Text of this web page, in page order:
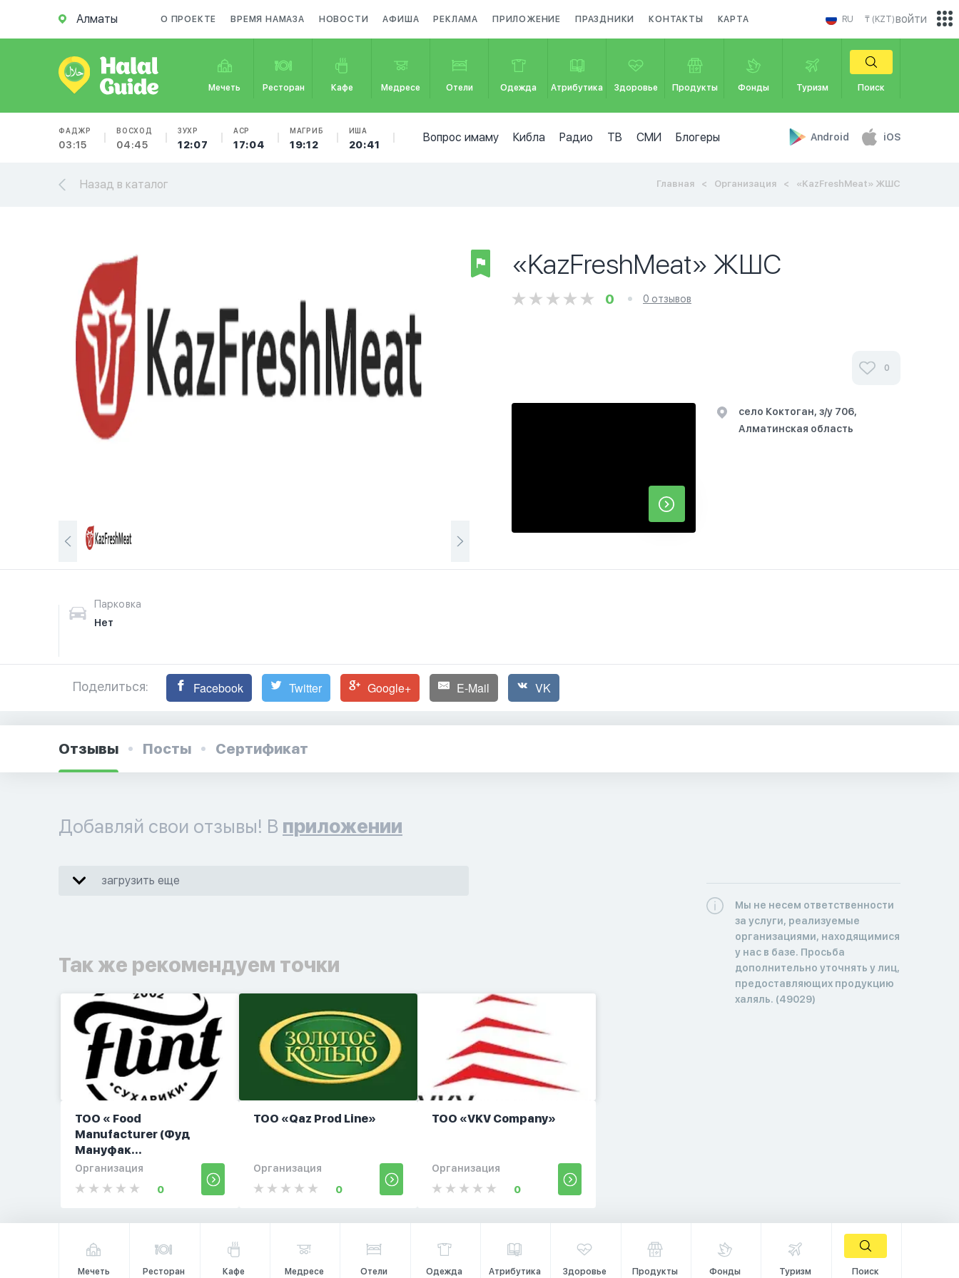
Алматы О ПРОЕКТЕ ВРЕМЯ НАМАЗА НОВОСТИ АФИША РЕКЛАМА ПРИЛОЖЕНИЕ ПРАЗДНИКИ КОНТАКТЫ КАРТА RU ₸ (KZT)
Мечеть Ресторан Кафе Медресе Отели Одежда Атрибутика Здоровье Продукты Фонды Туризм Поиск
ФАДЖР
03:15
ВОСХОД
04:45
ЗУХР
12:07
АСР
17:04
МАГРИБ
19:12
ИША
20:41
Вопрос имаму Кибла Радио ТВ СМИ Блогеры Android iOS
войти
Назад в каталог Главная Организация «KazFreshMeat» ЖШС
«KazFreshMeat» ЖШС
0 0 отзывов
0
село Коктоган, з/у 706,
Алматинская область
Парковка
Нет
Поделиться: Facebook Twitter Google+ E-Mail VK
Отзывы Посты Сертификат
Добавляй свои отзывы! В приложении
загрузить еще
Так же рекомендуем точки
ТОО « Food
Manufacturer (Фуд
Мануфак...
Организация
0
ТОО «Qaz Prod Line»
Организация
0
TOO «VKV Company»
Организация
0
Мы не несем ответственности
за услуги, реализуемые
организациями, находящимися
у нас в базе. Просьба
дополнительно уточнять у лиц,
предоставляющих продукцию
халяль. (49029)
Мечеть Ресторан Кафе Медресе Отели Одежда Атрибутика Здоровье Продукты Фонды Туризм Поиск